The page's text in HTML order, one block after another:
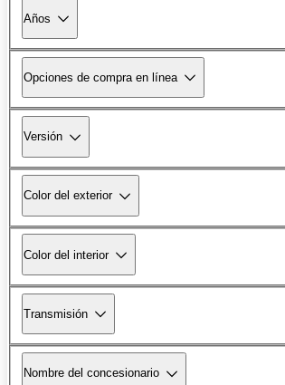
Años
Opciones de compra en línea
Versión
Color del exterior
Color del interior
Transmisión
Nombre del concesionario